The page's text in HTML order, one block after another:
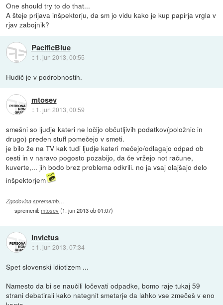
One should try to do that...
A šteje prijava inšpektorju, da sm jo vidu kako je kup papirja vrgla v
rjav zabojnik?
PacificBlue
:: 1. jun 2013, 00:55
Hudič je v podrobnostih.
mtosev
:: 1. jun 2013, 00:59
smešni so ljudje kateri ne ločijo občutljivih podatkov(položnic in
drugo) preden stuff pomečejo v smeti.
je bilo že na TV kak tudi ljudje kateri mečejo/odlagajo odpad ob
cesti in v naravo pogosto pozabijo, da če vržejo not račune,
kuverte,... jih bodo brez problema odkrili. no ja vsaj olajšajo delo
inšpektorjem
Zgodovina sprememb…
spremenil:mtosev(1. jun 2013 ob 01:07)
Invictus
:: 1. jun 2013, 07:34
Spet slovenski idiotizem ...
Namesto da bi se naučili ločevati odpadke, bomo raje tukaj 59
strani debatirali kako nategnit smetarje da lahko vse zmečeš v eno